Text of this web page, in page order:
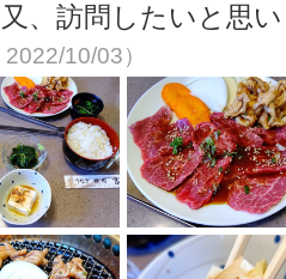
、訪問したいと思
10/03）